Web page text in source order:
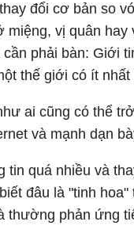
đổi cơ bản so
miệng, vị quân
phải bàn: Giới
thế giới có ít
ai cũng có thể
và mạnh dạn
tin quá nhiều và
đâu là "tinh
thường phản ứng